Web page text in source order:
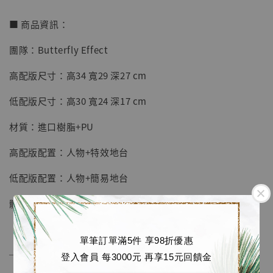
單筆訂單滿5件 享98折優惠
登入會員 每3000元 再享15元回饋金
【店內現貨】七龍珠 系列蒐藏雕像 悟空 鳥山
明紀念款 [奇蹟工作室]
NT$ 5,580
加購優惠【海賊王 布魯克達摩 [7STARS Studio]】
■ 商品資訊：
團隊：Butterfly Effect
高配版尺寸：高34 寬29 深27 cm
低配版尺寸：高30 寬24 深17 cm
材質：進口樹脂+PU
高配版配置：人物+特效地台
低配版配置：人物+簡易地台
體數：限量99體
──────────────